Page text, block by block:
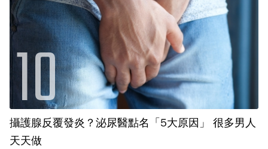
攝護腺反覆發炎？泌尿醫點名「5大原因」 很多男人
天天做